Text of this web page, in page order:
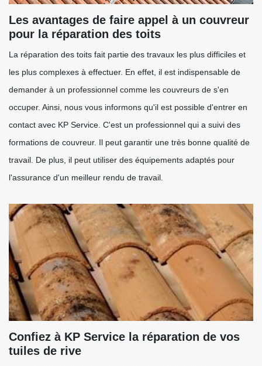
Les avantages de faire appel à un couvreur
pour la réparation des toits
La réparation des toits fait partie des travaux les plus difficiles et
les plus complexes à effectuer. En effet, il est indispensable de
demander à un professionnel comme les couvreurs de s'en
occuper. Ainsi, nous vous informons qu'il est possible d'entrer en
contact avec KP Service. C'est un professionnel qui a suivi des
formations de couvreur. Il peut garantir une très bonne qualité de
travail. De plus, il peut utiliser des équipements adaptés pour
l'assurance d'un meilleur rendu de travail.
Confiez à KP Service la réparation de vos
tuiles de rive